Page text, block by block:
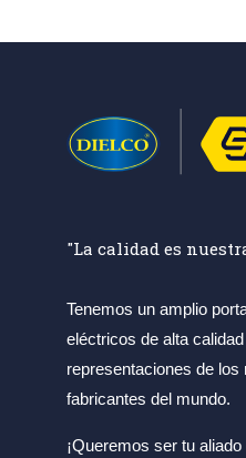
"La calidad es
Tenemos un amplio
eléctricos de alta
representaciones de los
fabricantes del mundo.
¡Queremos ser tu